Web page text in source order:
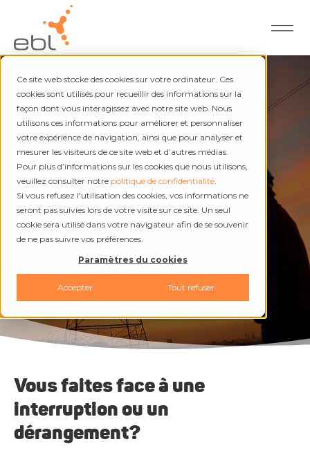
Ce site web stocke des cookies sur votre ordinateur. Ces
cookies sont utilisés pour recueillir des informations sur la
façon dont vous interagissez avec notre site web. Nous
utilisons ces informations pour améliorer et personnaliser
votre expérience de navigation, ainsi que pour analyser et
mesurer les visiteurs de ce site web et d’autres médias.
Pour plus d’informations sur les cookies que nous utilisons,
veuillez consulter notre politique de confidentialité.
Si vous refusez l'utilisation des cookies, vos informations ne
seront pas suivies lors de votre visite sur ce site. Un seul
cookie sera utilisé dans votre navigateur afin de se souvenir
de ne pas suivre vos préférences.
Paramètres du cookies
Accepter Tout refuser
Électricité et chaleur
Interruptions et
dérangements
Vous faites face à une
interruption ou un
dérangement?